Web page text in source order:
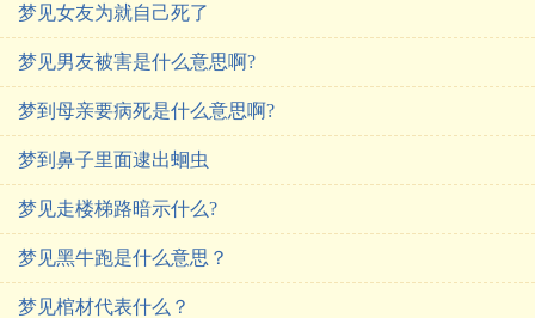
梦见女友为就自己死了
梦见男友被害是什么意思啊?
梦到母亲要病死是什么意思啊?
梦到鼻子里面逮出蛔虫
梦见走楼梯路暗示什么?
梦见黑牛跑是什么意思？
梦见棺材代表什么？